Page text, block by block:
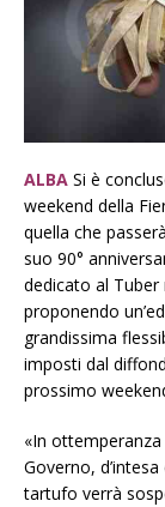
ALBA Si è
weekend della
quella che
suo 90°
dedicato al
proponendo
grandissima
imposti dal
prossimo
«In
Governo,
tartufo verrà